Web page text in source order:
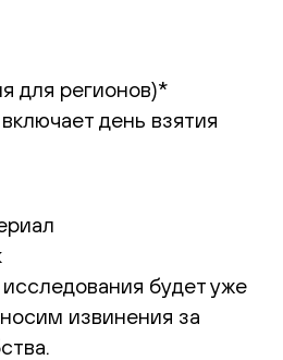
для регионов)*
день взятия
будет уже
извинения за